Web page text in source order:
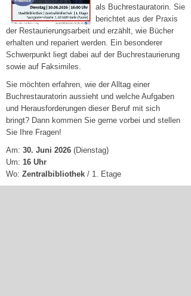
als Buchrestauratorin. Sie
berichtet aus der Praxis
der Restaurierungsarbeit und erzählt, wie Bücher
erhalten und repariert werden. Ein besonderer
Schwerpunkt liegt dabei auf der Buchrestaurierung
sowie auf Faksimiles.
Sie möchten erfahren, wie der Alltag einer
Buchrestauratorin aussieht und welche Aufgaben
und Herausforderungen dieser Beruf mit sich
bringt? Dann kommen Sie gerne vorbei und stellen
Sie Ihre Fragen!
Am: 30. Juni 2026 (Dienstag)
Um: 16 Uhr
Wo: Zentralbibliothek / 1. Etage